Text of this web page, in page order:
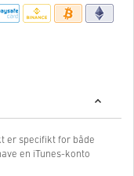
er specifikt for både
en iTunes-konto